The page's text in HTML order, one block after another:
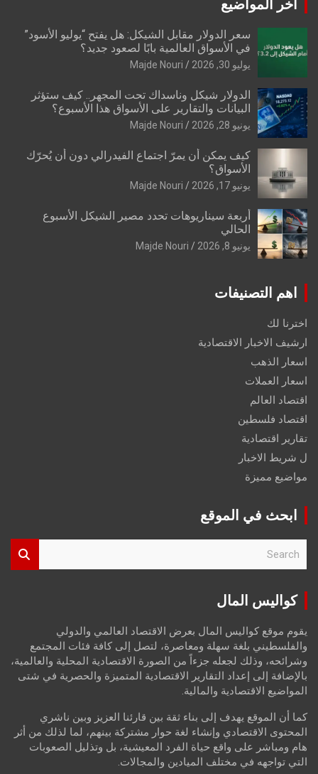
اخر المواضيع
سعر الدولار مقابل الشيكل: هل يفتح “يوليو الأسود”
في الأسواق العالمية بابًا لصعود جديد؟
يوليو 30, 2026 Majde Nouri
الدولار شيكل وناسداك تحت المجهر.. كيف ستؤثر
البيانات والتقارير على الأسواق هذا الأسبوع؟
يونيو 28, 2026 Majde Nouri
كيف يمكن أن يمرّ اجتماع الفيدرالي دون أن يُحرّك
الأسواق؟
يونيو 17, 2026 Majde Nouri
أربعة سيناريوهات تحدد مصير الشيكل الأسبوع
الحالي
يونيو 8, 2026 Majde Nouri
اهم التصنيفات
اخترنا لك
ارشيف الاخبار الاقتصادية
اسعار الذهب
اسعار العملات
اقتصاد العالم
اقتصاد فلسطين
تقارير اقتصادية
ل شريط الاخبار
مواضيع مميزة
ابحث في الموقع
r
كواليس المال
يقوم موقع كواليس المال بعرض الاقتصاد العالمي والدولي
والفلسطيني بلغة سهلة ومعاصرة، لتصل إلى كافة فئات المجتمع
وشرائحه، وذلك لجعله جزءاً من الصورة الاقتصادية المحلية والعالمية،
بالإضافة إلى إعداد التقارير الاقتصادية المتميزة والحصرية في شتى
المواضيع الاقتصادية والمالية.
كما أن الموقع يهدف إلى بناء ثقة بين قارئنا العزيز وبين ناشري
المحتوى الاقتصادي وإنشاء لغة حوار مشتركة بينهم، لما لذلك من أثر
هام ومباشر على واقع حياة الفرد المعيشية، بل وتذليل الصعوبات
التي تواجهه في مختلف الميادين والمجالات.